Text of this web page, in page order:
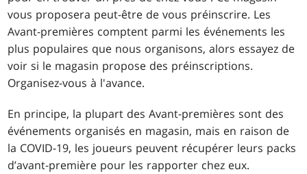
vous proposera peut-être de vous préinscrire. Les
Avant-premières comptent parmi les événements les
plus populaires que nous organisons, alors essayez de
voir si le magasin propose des préinscriptions.
Organisez-vous à l'avance.
En principe, la plupart des Avant-premières sont des
événements organisés en magasin, mais en raison de
la COVID-19, les joueurs peuvent récupérer leurs packs
d’avant-première pour les rapporter chez eux.